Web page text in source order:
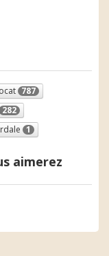
787
282
1
aimerez